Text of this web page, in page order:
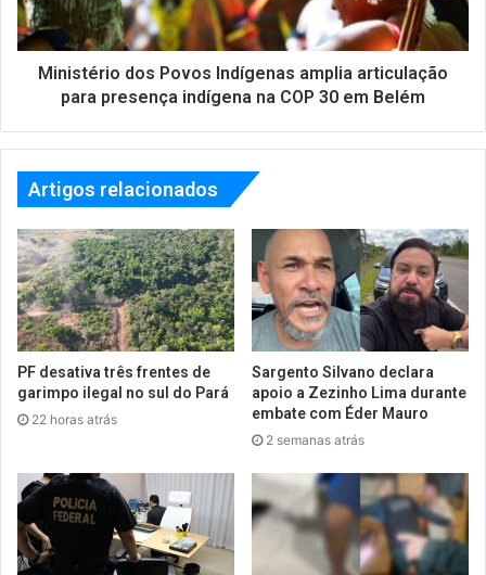
Ministério dos Povos Indígenas amplia articulação
para presença indígena na COP 30 em Belém
Artigos relacionados
PF desativa três frentes de
garimpo ilegal no sul do Pará
22 horas atrás
Sargento Silvano declara
apoio a Zezinho Lima durante
embate com Éder Mauro
2 semanas atrás